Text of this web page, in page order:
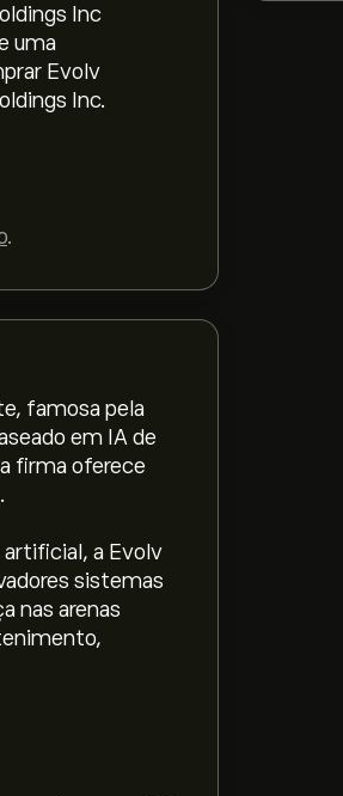
Inc
uma
Evolv
Inc.
.
famosa pela
em IA de
firma oferece
a Evolv
sistemas
nas arenas